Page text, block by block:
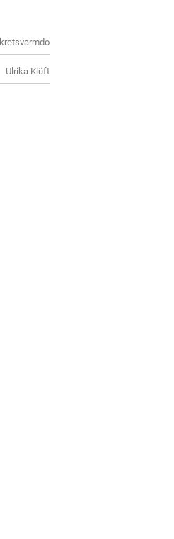
kretsvarmdo
Ulrika Klüft